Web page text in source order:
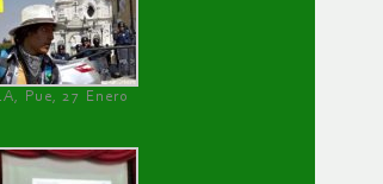
Pue, 27 Enero